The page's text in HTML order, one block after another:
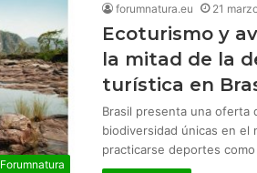
Forumnatura
forumnatura.eu 21
Ecoturismo y
la mitad de la
turística en
Brasil presenta una oferta
biodiversidad únicas en el
practicarse deportes